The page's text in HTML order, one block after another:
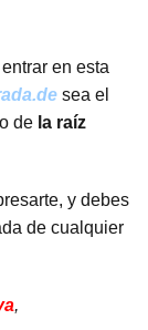
en esta
sea el
de la raíz
y debes
de cualquier
,